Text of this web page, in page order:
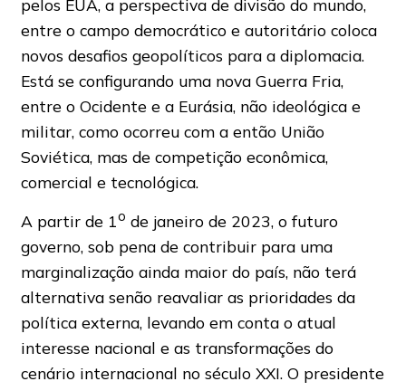
pelos EUA, a perspectiva de divisão do mundo,
entre o campo democrático e autoritário coloca
novos desafios geopolíticos para a diplomacia.
Está se configurando uma nova Guerra Fria,
entre o Ocidente e a Eurásia, não ideológica e
militar, como ocorreu com a então União
Soviética, mas de competição econômica,
comercial e tecnológica.
A partir de 1o de janeiro de 2023, o futuro
governo, sob pena de contribuir para uma
marginalização ainda maior do país, não terá
alternativa senão reavaliar as prioridades da
política externa, levando em conta o atual
interesse nacional e as transformações do
cenário internacional no século XXI. O presidente